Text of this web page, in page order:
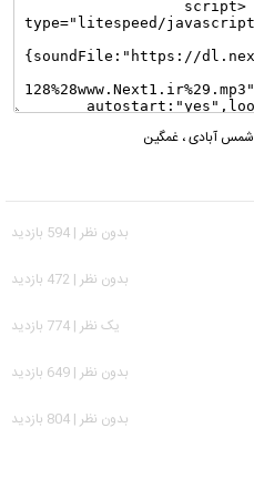
آبادی،غمگین
بدون نظر | 594 بازدید
بدون نظر | 472 بازدید
يک نظر | 774 بازدید
بدون نظر | 649 بازدید
بدون نظر | 804 بازدید